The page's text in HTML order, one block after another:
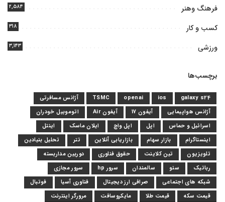
فرهنگ وهنر ۲,۵۸۴
کسب و کار ۳۱۸
ورزشی ۳,۱۴۳
برچسب‌ها
galaxy s24
ios
openai
TSMC
آژانس مسافرتی
آژانس هواپیمایی
آیفون 17 آیفون Air
اتوموبیل خودران
اسرائیل و حماس
اپل اپل واچ ایلان ماسک
اینتل
اینستاگرام
بازار سهام بازاریابی آنلاین تتر
تحلیل بنیادین
تلویزیون
تین کلاینت حقوق فناوری
دوربین مداربسته
رباتیک
سئو سالمندان سرور hp
سرور مجازی
شبکه های اجتماعی
صرافی ارز دیجیتال فناوری آسیا
فوتبال
قیمت سکه
قیمت طلا مایکروسافت
مرورگر اینترنت